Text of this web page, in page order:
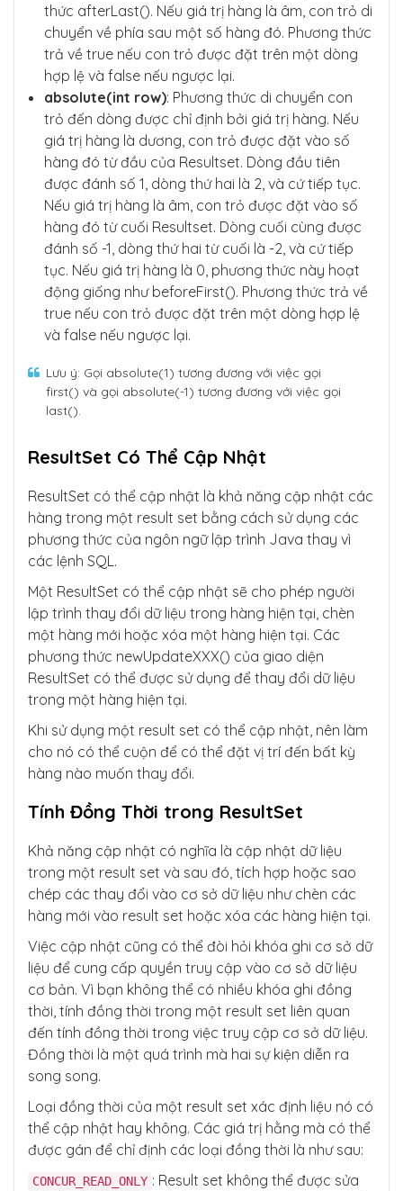
thức afterLast(). Nếu giá trị hàng là âm, con trỏ di
chuyển về phía sau một số hàng đó. Phương thức
trả về true nếu con trỏ được đặt trên một dòng
hợp lệ và false nếu ngược lại.
absolute(int row): Phương thức di chuyển con
trỏ đến dòng được chỉ định bởi giá trị hàng. Nếu
giá trị hàng là dương, con trỏ được đặt vào số
hàng đó từ đầu của Resultset. Dòng đầu tiên
được đánh số 1, dòng thứ hai là 2, và cứ tiếp tục.
Nếu giá trị hàng là âm, con trỏ được đặt vào số
hàng đó từ cuối Resultset. Dòng cuối cùng được
đánh số -1, dòng thứ hai từ cuối là -2, và cứ tiếp
tục. Nếu giá trị hàng là 0, phương thức này hoạt
động giống như beforeFirst(). Phương thức trả về
true nếu con trỏ được đặt trên một dòng hợp lệ
và false nếu ngược lại.
Lưu ý: Gọi absolute(1) tương đương với việc gọi
first() và gọi absolute(-1) tương đương với việc gọi
last().
ResultSet Có Thể Cập Nhật
ResultSet có thể cập nhật là khả năng cập nhật các
hàng trong một result set bằng cách sử dụng các
phương thức của ngôn ngữ lập trình Java thay vì
các lệnh SQL.
Một ResultSet có thể cập nhật sẽ cho phép người
lập trình thay đổi dữ liệu trong hàng hiện tại, chèn
một hàng mới hoặc xóa một hàng hiện tại. Các
phương thức newUpdateXXX() của giao diện
ResultSet có thể được sử dụng để thay đổi dữ liệu
trong một hàng hiện tại.
Khi sử dụng một result set có thể cập nhật, nên làm
cho nó có thể cuộn để có thể đặt vị trí đến bất kỳ
hàng nào muốn thay đổi.
Tính Đồng Thời trong ResultSet
Khả năng cập nhật có nghĩa là cập nhật dữ liệu
trong một result set và sau đó, tích hợp hoặc sao
chép các thay đổi vào cơ sở dữ liệu như chèn các
hàng mới vào result set hoặc xóa các hàng hiện tại.
Việc cập nhật cũng có thể đòi hỏi khóa ghi cơ sở dữ
liệu để cung cấp quyền truy cập vào cơ sở dữ liệu
cơ bản. Vì bạn không thể có nhiều khóa ghi đồng
thời, tính đồng thời trong một result set liên quan
đến tính đồng thời trong việc truy cập cơ sở dữ liệu.
Đồng thời là một quá trình mà hai sự kiện diễn ra
song song.
Loại đồng thời của một result set xác định liệu nó có
thể cập nhật hay không. Các giá trị hằng mà có thể
được gán để chỉ định các loại đồng thời là như sau:
CONCUR_READ_ONLY : Result set không thể được sửa